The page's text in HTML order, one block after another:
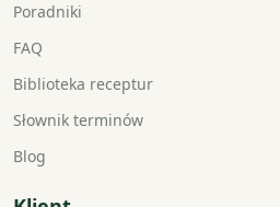
Poradniki
FAQ
Biblioteka receptur
Słownik terminów
Blog